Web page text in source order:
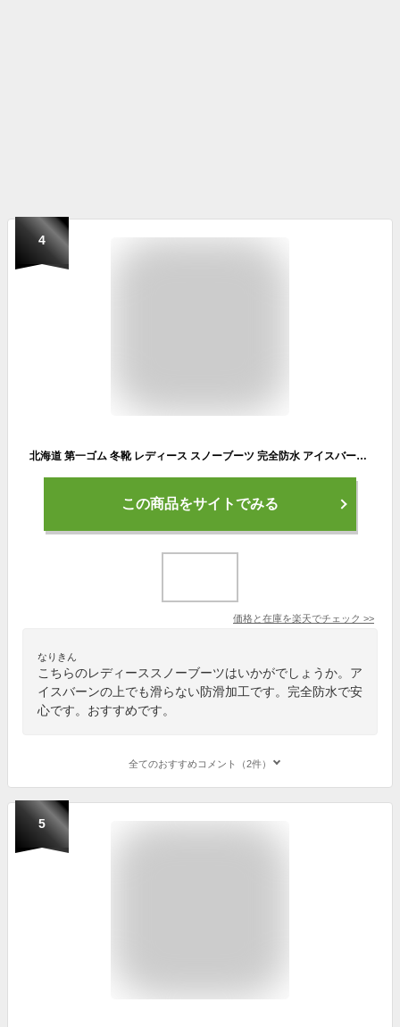
4
北海道 第一ゴム 冬靴 レディース スノーブーツ 完全防水 アイスバーン 氷 滑らない シェブリー スエード W750 スエード調ブーツ 日本製 靴 ショートブーツ 雪 防寒 防水 防滑
この商品をサイトでみる
価格と在庫を楽天でチェック >>
なりきん
こちらのレディーススノーブーツはいかがでしょうか。ア
イスバーンの上でも滑らない防滑加工です。完全防水で安
心です。おすすめです。
全てのおすすめコメント（2件）
5